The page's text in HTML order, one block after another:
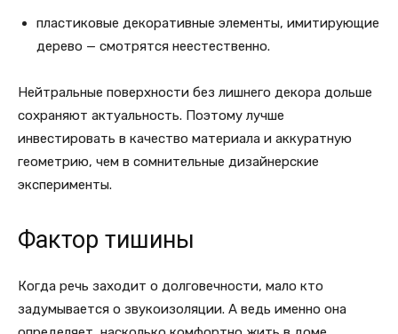
пластиковые декоративные элементы, имитирующие
дерево — смотрятся неестественно.
Нейтральные поверхности без лишнего декора дольше
сохраняют актуальность. Поэтому лучше
инвестировать в качество материала и аккуратную
геометрию, чем в сомнительные дизайнерские
эксперименты.
Фактор тишины
Когда речь заходит о долговечности, мало кто
задумывается о звукоизоляции. А ведь именно она